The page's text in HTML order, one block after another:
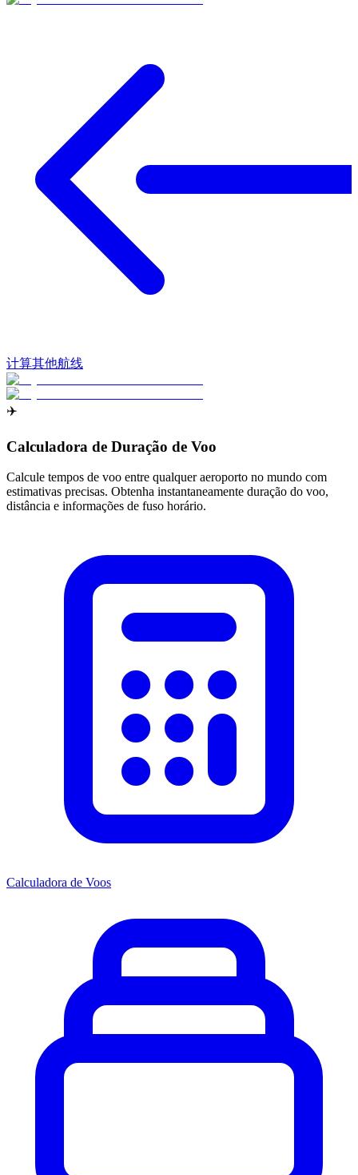
计算其他航线
✈️
Calculadora de Duração de Voo
Calcule tempos de voo entre qualquer aeroporto no mundo com
estimativas precisas. Obtenha instantaneamente duração do voo,
distância e informações de fuso horário.
Calculadora de Voos